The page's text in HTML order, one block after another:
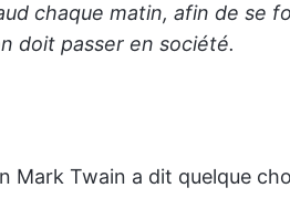
chaque matin, afin de se
doit passer en société.
Mark Twain a dit quelque